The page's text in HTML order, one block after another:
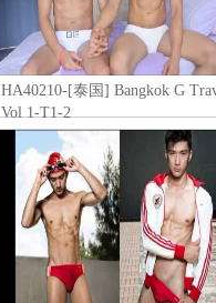
HA40210-[泰国] Bangkok G
Vol 1-T1-2